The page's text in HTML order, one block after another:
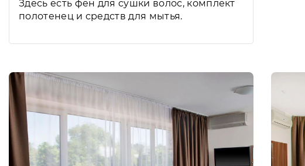
Здесь есть фен для сушки волос, комплект
полотенец и средств для мытья.